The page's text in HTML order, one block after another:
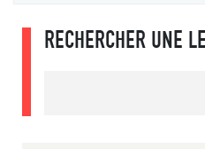
RECHERCHER UNE